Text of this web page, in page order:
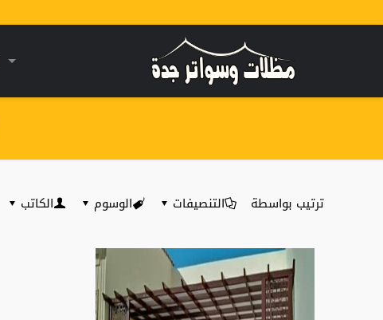
ترتيب بواسطة التنصيفات الوسوم الكاتب